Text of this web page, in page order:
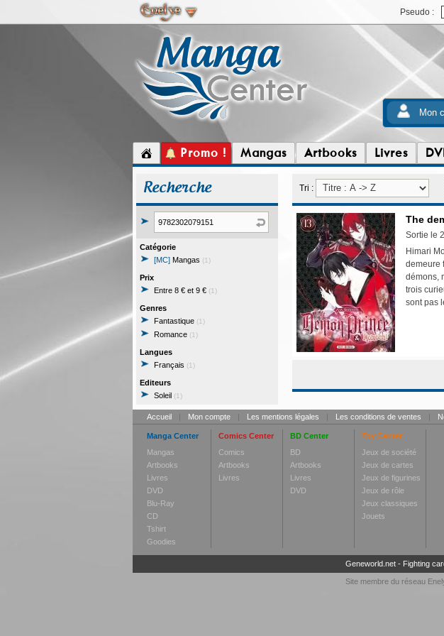
Pseudo :
Mon
Promo ! Mangas Artbooks Livres
Recherche
Catégorie
[MC] Mangas (1)
Prix
Entre 8 € et 9 € (1)
Genres
Fantastique (1)
Romance (1)
Langues
Français (1)
Editeurs
Soleil (1)
Tri :
The
Sortie le
Himari
demeure
démons,
trois
sont pas
Accueil | Mon compte | Les mentions légales | Les conditions de ventes |
Manga Center
Mangas
Artbooks
Livres
DVD
Blu-Ray
CD
Tshirt
Goodies
Comics Center
Comics
Artbooks
Livres
BD Center
BD
Artbooks
Livres
DVD
Toy Center
Jeux de société
Jeux de cartes
Jeux de figurines
Jeux de rôle
Jeux classiques
Jouets
Geneworld.net- Fighting
Site membre du réseau